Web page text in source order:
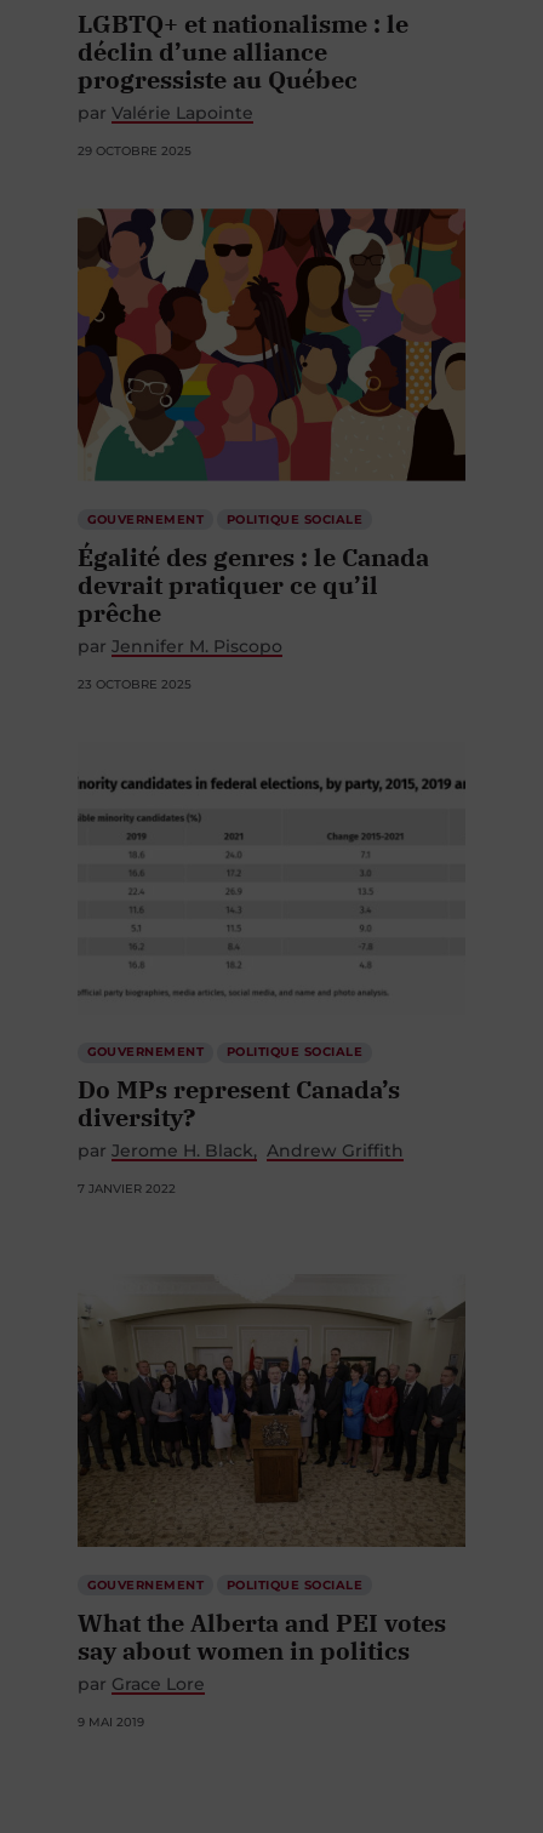
LGBTQ+ et nationalisme : le
déclin d’une alliance
progressiste au Québec
par Valérie Lapointe
29 OCTOBRE 2025
GOUVERNEMENT POLITIQUE SOCIALE
Égalité des genres : le Canada
devrait pratiquer ce qu’il
prêche
par Jennifer M. Piscopo
23 OCTOBRE 2025
GOUVERNEMENT POLITIQUE SOCIALE
Do MPs represent Canada’s
diversity?
par Jerome H. Black Andrew Griffith
7 JANVIER 2022
GOUVERNEMENT POLITIQUE SOCIALE
What the Alberta and PEI votes
say about women in politics
par Grace Lore
9 MAI 2019